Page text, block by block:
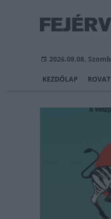
2026.08.08,
KEZDŐLAP